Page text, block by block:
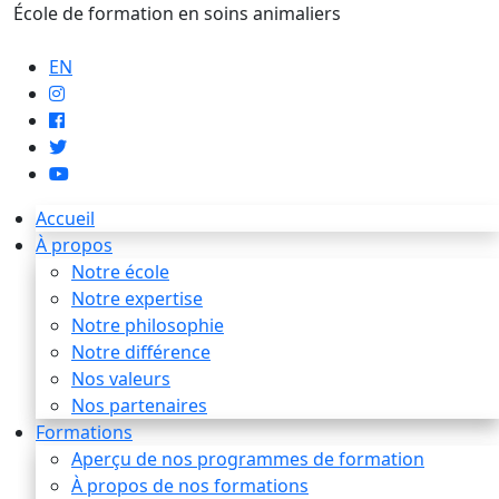
École de formation en soins animaliers
EN
Accueil
À propos
Notre école
Notre expertise
Notre philosophie
Notre différence
Nos valeurs
Nos partenaires
Formations
Aperçu de nos programmes de formation
À propos de nos formations